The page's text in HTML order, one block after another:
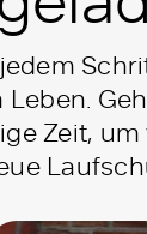
Zeit,